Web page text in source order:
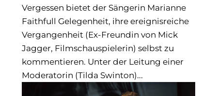
Vergessen bietet der Sängerin Marianne
Faithfull Gelegenheit, ihre ereignisreiche
Vergangenheit (Ex-Freundin von Mick
Jagger, Filmschauspielerin) selbst zu
kommentieren. Unter der Leitung einer
Moderatorin (Tilda Swinton)...